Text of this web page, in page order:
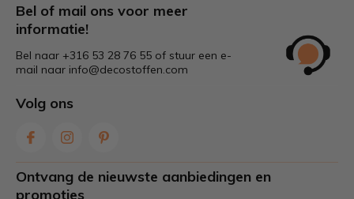
Bel of mail ons voor meer
informatie!
Bel naar +316 53 28 76 55 of stuur een e-
mail naar info@decostoffen.com
Volg ons
Ontvang de nieuwste aanbiedingen en
promoties